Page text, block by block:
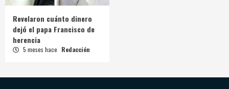
Revelaron cuánto dinero
dejó el papa Francisco de
herencia
5 meses hace Redacción